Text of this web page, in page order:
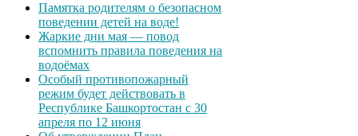
Памятка родителям о безопасном
поведении детей на воде!
Жаркие дни мая — повод
вспомнить правила поведения на
водоёмах
Особый противопожарный
режим будет действовать в
Республике Башкортостан с 30
апреля по 12 июня